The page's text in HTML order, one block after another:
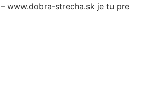
– www.dobra-strecha.sk je tu pre